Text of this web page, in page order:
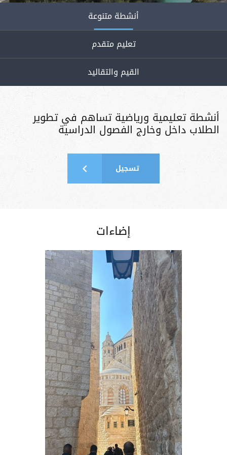
أنشطة تعليمية ورياضية تساهم في تطوير
الطلاب داخل وخارج الفصول الدراسية
تسجيل
أنشطة متنوعة
تعليم متقدم
القيم والتقاليد
إضاءات